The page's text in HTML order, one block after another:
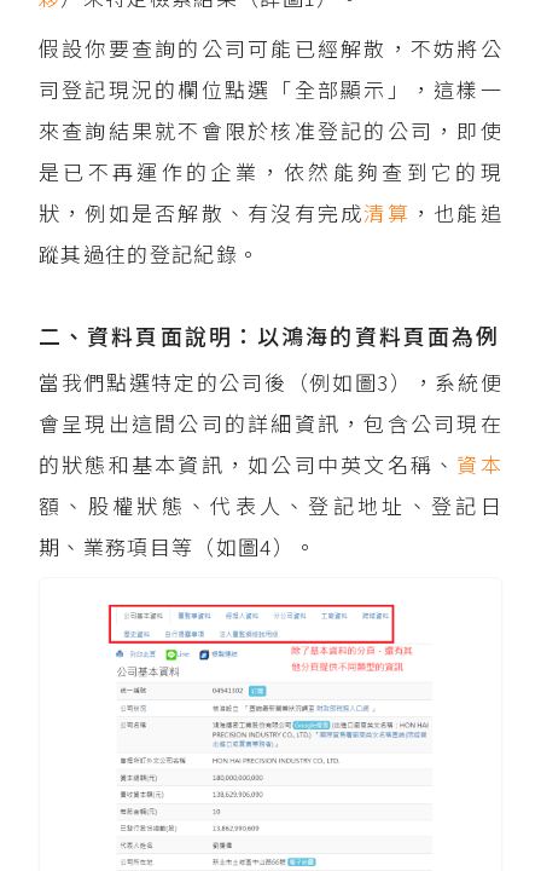
假設你要查詢的公司可能已經解散，不妨將公
司登記現況的欄位點選「全部顯示」，這樣一
來查詢結果就不會限於核准登記的公司，即使
是已不再運作的企業，依然能夠查到它的現
狀，例如是否解散、有沒有完成清算 ，也能追
蹤其過往的登記紀錄。
二、資料頁面說明：以鴻海的資料頁面為例
當我們點選特定的公司後（例如圖3），系統便
會呈現出這間公司的詳細資訊，包含公司現在
的狀態和基本資訊，如公司中英文名稱、 資本
額、股權狀態、代表人、登記地址、登記日
期、業務項目等（如圖4）。